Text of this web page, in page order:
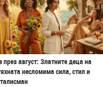
през август: Златните деца на
несломима сила, стил и